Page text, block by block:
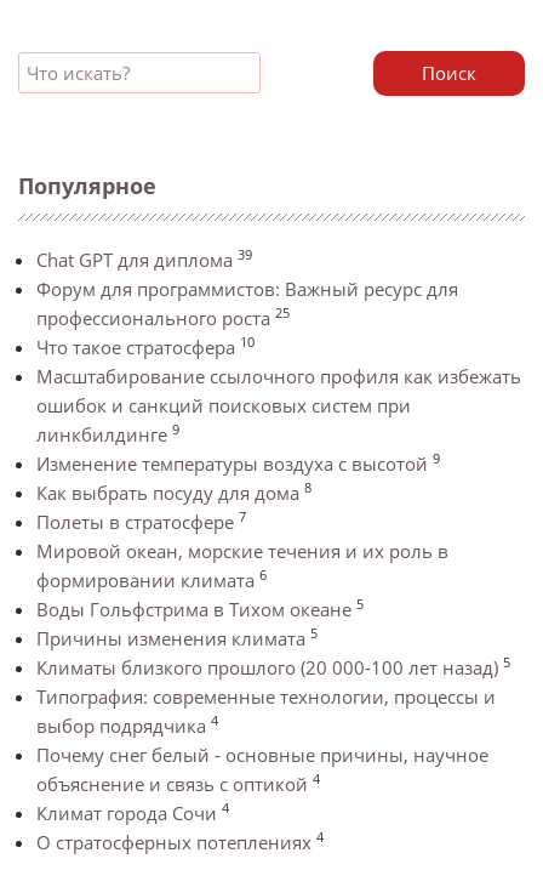
Поиск
Популярное
Chat GPT для диплома 39
Форум для программистов: Важный ресурс для
профессионального роста 25
Что такое стратосфера 10
Масштабирование ссылочного профиля как избежать
ошибок и санкций поисковых систем при
линкбилдинге 9
Изменение температуры воздуха с высотой 9
Как выбрать посуду для дома 8
Полеты в стратосфере 7
Мировой океан, морские течения и их роль в
формировании климата 6
Воды Гольфстрима в Тихом океане 5
Причины изменения климата 5
Климаты близкого прошлого (20 000-100 лет назад) 5
Типография: современные технологии, процессы и
выбор подрядчика 4
Почему снег белый - основные причины, научное
объяснение и связь с оптикой 4
Климат города Сочи 4
О стратосферных потеплениях 4